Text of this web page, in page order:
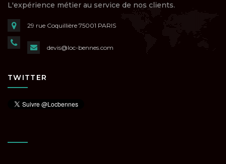
L'expérience métier au service de nos clients.
29 rue Coquillière 75001 PARIS
devis@loc-bennes.com
TWITTER